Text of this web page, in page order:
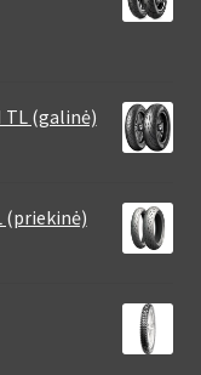
TL (galinė)
(priekinė)